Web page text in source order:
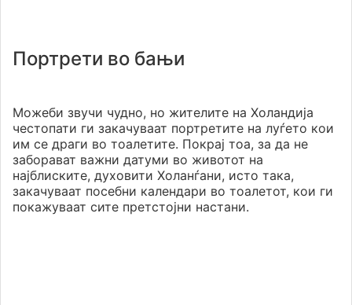
Портрети во бањи
Можеби звучи чудно, но жителите на Холандија
честопати ги закачуваат портретите на луѓето кои
им се драги во тоалетите. Покрај тоа, за да не
заборават важни датуми во животот на
најблиските, духовити Холанѓани, исто така,
закачуваат посебни календари во тоалетот, кои ги
покажуваат сите претстојни настани.